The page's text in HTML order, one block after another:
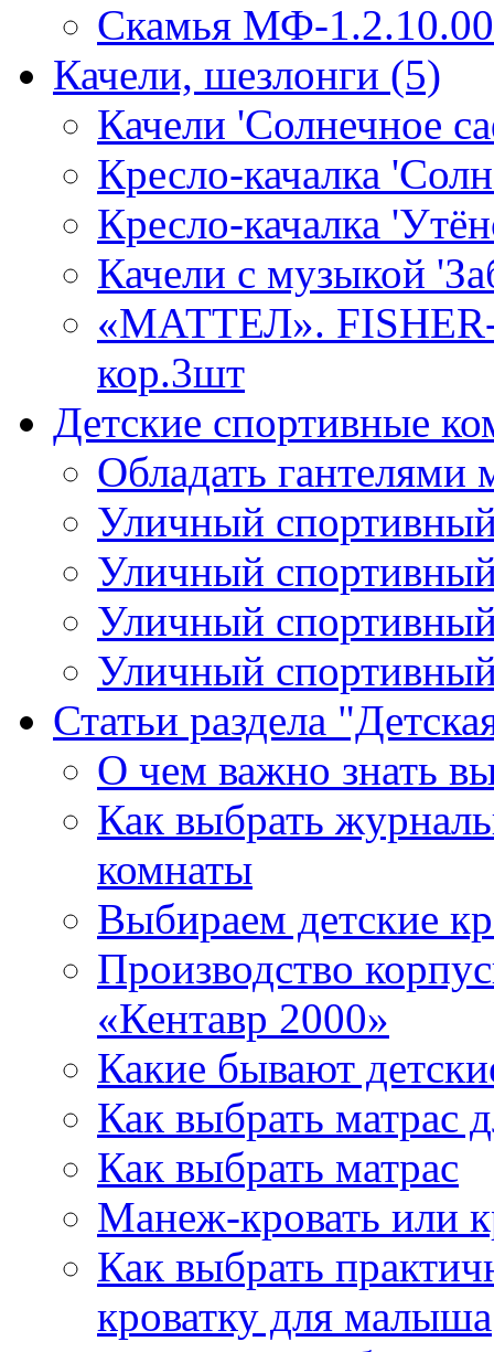
Скамья МФ-1.2.10.00
Качели, шезлонги (5)
Качели 'Солнечное
Кресло-качалка
Кресло-качалка
Качели с музыкой
«МАТТЕЛ».
кор.3шт
Детские спортивные
Обладать гантелями
Уличный
Уличный
Уличный
Уличный
Статьи раздела
О чем важно знать
Как выбрать
комнаты
Выбираем детские
Производство
«Кентавр 2000»
Какие бывают
Как выбрать матрас
Как выбрать матрас
Манеж-кровать или
Как выбрать
кроватку для малыша